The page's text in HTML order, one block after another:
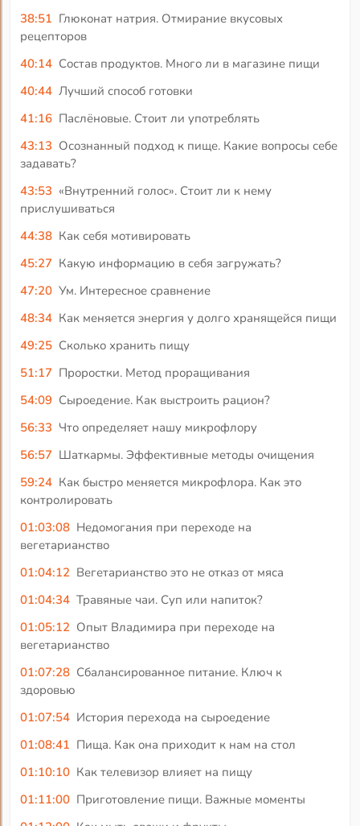
38:51 Глюконат натрия. Отмирание вкусовых
рецепторов
40:14 Состав продуктов. Много ли в магазине пищи
40:44 Лучший способ готовки
41:16 Паслёновые. Стоит ли употреблять
43:13 Осознанный подход к пище. Какие вопросы себе
задавать?
43:53 «Внутренний голос». Стоит ли к нему
прислушиваться
44:38 Как себя мотивировать
45:27 Какую информацию в себя загружать?
47:20 Ум. Интересное сравнение
48:34 Как меняется энергия у долго хранящейся пищи
49:25 Сколько хранить пищу
51:17 Проростки. Метод проращивания
54:09 Сыроедение. Как выстроить рацион?
56:33 Что определяет нашу микрофлору
56:57 Шаткармы. Эффективные методы очищения
59:24 Как быстро меняется микрофлора. Как это
контролировать
01:03:08 Недомогания при переходе на
вегетарианство
01:04:12 Вегетарианство это не отказ от мяса
01:04:34 Травяные чаи. Суп или напиток?
01:05:12 Опыт Владимира при переходе на
вегетарианство
01:07:28 Сбалансированное питание. Ключ к
здоровью
01:07:54 История перехода на сыроедение
01:08:41 Пища. Как она приходит к нам на стол
01:10:10 Как телевизор влияет на пищу
01:11:00 Приготовление пищи. Важные моменты